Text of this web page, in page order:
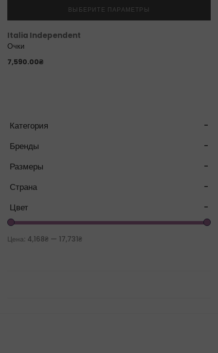
ВЫБЕРИТЕ ПАРАМЕТРЫ
Italia Independent
Очки
7,590.00₴
Категория
-
Бренды
-
Размеры
-
Страна
-
Цвет
-
Цена: 4,168₴ — 17,731₴